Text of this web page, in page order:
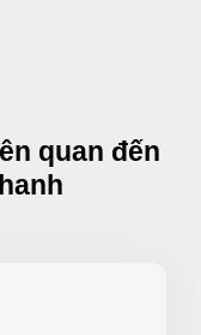
quan đến